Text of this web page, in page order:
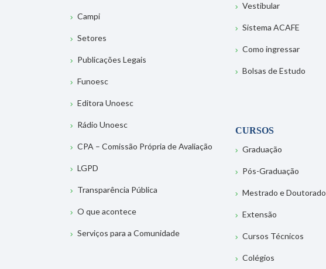
Campi
Setores
Publicações Legais
Funoesc
Editora Unoesc
Rádio Unoesc
CPA – Comissão Própria de Avaliação
LGPD
Transparência Pública
O que acontece
Serviços para a Comunidade
Vestibular
Sistema ACAFE
Como ingressar
Bolsas de Estudo
CURSOS
Graduação
Pós-Graduação
Mestrado e Doutorado
Extensão
Cursos Técnicos
Colégios